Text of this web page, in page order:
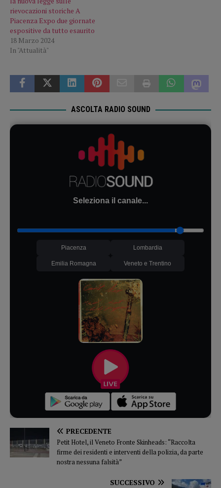
rievocazioni storiche A
Piacenza Expo due giornate
espositive da tutto esaurito
18 Marzo 2024
In "Attualità"
ASCOLTA RADIO SOUND
Seleziona il canale...
Piacenza Lombardia
Emilia Romagna Veneto e Trentino
PRECEDENTE
Petit Hotel, il Veneto Fronte Skinheads: “Raccolta
firme dei residenti e interventi della polizia, da parte
nostra nessuna falsità”
SUCCESSIVO